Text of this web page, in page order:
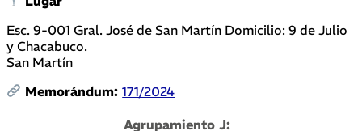
Esc. 9-001 Gral. José de San Martín Domicilio: 9 de Julio
y Chacabuco.
San Martín
Memorándum:171/2024
Agrupamiento J: